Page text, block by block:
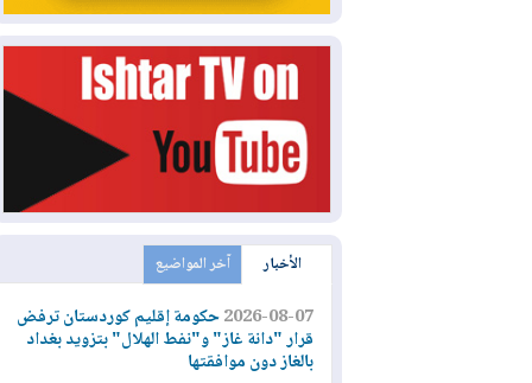
الأخبار آخر المواضيع
2026-08-07حكومة إقليم كوردستان ترفض
قرار "دانة غاز" و"نفط الهلال" بتزويد بغداد
بالغاز دون موافقتها